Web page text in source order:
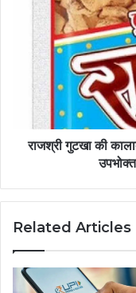
कालाबाजारी
अधिक
छोटे
राजश्री गुटखा की
Related Articles